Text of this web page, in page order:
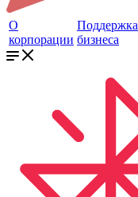
О
корпорации
Поддержка
бизнеса